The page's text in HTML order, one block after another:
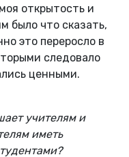
открытость и
было что сказать,
это переросло в
следовало
ценными.
учителям и
иметь